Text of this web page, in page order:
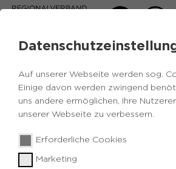
Auf unserer Webseite werden sog.
Einige davon werden zwingend
uns andere ermöglichen, Ihre
unserer Webseite zu verbessern.
Erforderliche Cookies
Marketing
AKTUELLES
Zurück
Klangvokal Festival
diesjährige Programm